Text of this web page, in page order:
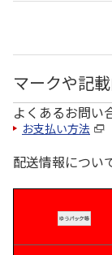
マークや記
よくあるお問い
お支払い方法
配送情報につい